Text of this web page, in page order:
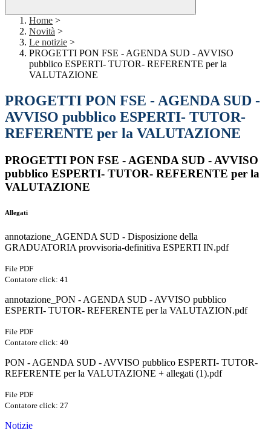
Home >
Novità >
Le notizie >
PROGETTI PON FSE - AGENDA SUD - AVVISO
pubblico ESPERTI- TUTOR- REFERENTE per la
VALUTAZIONE
PROGETTI PON FSE - AGENDA SUD -
AVVISO pubblico ESPERTI- TUTOR-
REFERENTE per la VALUTAZIONE
PROGETTI PON FSE - AGENDA SUD - AVVISO
pubblico ESPERTI- TUTOR- REFERENTE per la
VALUTAZIONE
Allegati
annotazione_AGENDA SUD - Disposizione della
GRADUATORIA provvisoria-definitiva ESPERTI IN.pdf
File PDF
Contatore click: 41
annotazione_PON - AGENDA SUD - AVVISO pubblico
ESPERTI- TUTOR- REFERENTE per la VALUTAZION.pdf
File PDF
Contatore click: 40
PON - AGENDA SUD - AVVISO pubblico ESPERTI- TUTOR-
REFERENTE per la VALUTAZIONE + allegati (1).pdf
File PDF
Contatore click: 27
Notizie